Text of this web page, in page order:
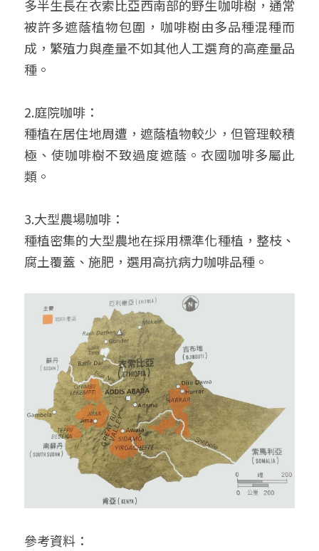
多半生長在衣索比亞西南部的野生咖啡樹，通常
被許多遮蔭植物包圍，咖啡樹由多品種混種而
成，繁殖力與產量不如其他人工選育的高產量品
種。
2.庭院咖啡：
種植在居住地周遭，遮蔭植物較少，但管理較積
極、使咖啡樹不致過度遮蔭。衣國咖啡多屬此
類。
3.大型農場咖啡：
種植密集的大型農地在採用標準化種植，整枝、
腐土覆蓋、施肥，選用高抗病力咖啡品種。
參考資料：